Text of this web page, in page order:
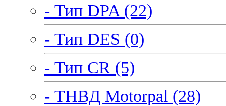
- Тип DPA (22)
- Тип DES (0)
- Тип CR (5)
- ТНВД Motorpal (28)